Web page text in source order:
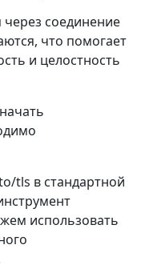
соединение
что помогает
и целостность
tls в стандартной
использовать